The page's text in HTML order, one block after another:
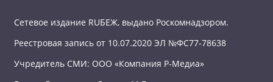
Сетевое издание RUБЕЖ, выдано Роскомнадзором.
Реестровая запись от 10.07.2020 ЭЛ №ФС77-78638
Учредитель СМИ: ООО «Компания Р-Медиа»